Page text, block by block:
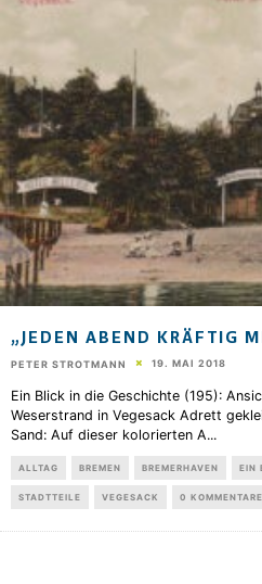
„JEDEN ABEND KRÄFTIG
PETER STROTMANN 19. MAI 2018
Ein Blick in die Geschichte (195):
Weserstrand in Vegesack Adrett
Sand: Auf dieser kolorierten A...
ALLTAG BREMEN BREMERHAVEN EIN
STADTTEILE VEGESACK 0 KOMMENTARE